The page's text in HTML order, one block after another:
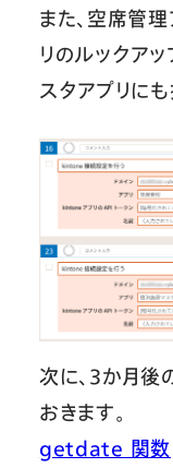
また、空席管
リのルックア
スタアプリに
次に、3か月後
おきます。
getdate 関数